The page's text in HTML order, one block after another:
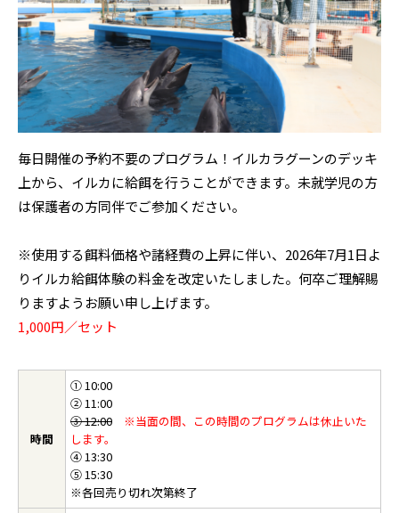
毎日開催の予約不要のプログラム！イルカラグーンのデッキ
上から、イルカに給餌を行うことができます。未就学児の方
は保護者の方同伴でご参加ください。
※使用する餌料価格や諸経費の上昇に伴い、2026年7月1日よ
りイルカ給餌体験の料金を改定いたしました。何卒ご理解賜
りますようお願い申し上げます。
1,000円／セット
時間
① 10:00
② 11:00
③ 12:00
※当面の間、この時間のプログラムは休止いた
します。
④ 13:30
⑤ 15:30
※各回売り切れ次第終了